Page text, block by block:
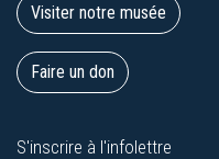
Visiter notre musée
Faire un don
S'inscrire à l'infolettre